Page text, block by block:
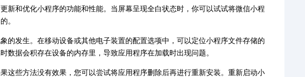
新和优化小程序的功能和性能。当屏幕呈现全白状态时，你可以试试将微信小程
。
的发生。在移动设备或其他电子装置的配置选项中，可以定位小程序文件存储的
数据会积存在设备的内存里，导致应用程序在加载时出现问题。
这些方法没有效果，您可以尝试将应用程序删除后再进行重新安装。重新启动小